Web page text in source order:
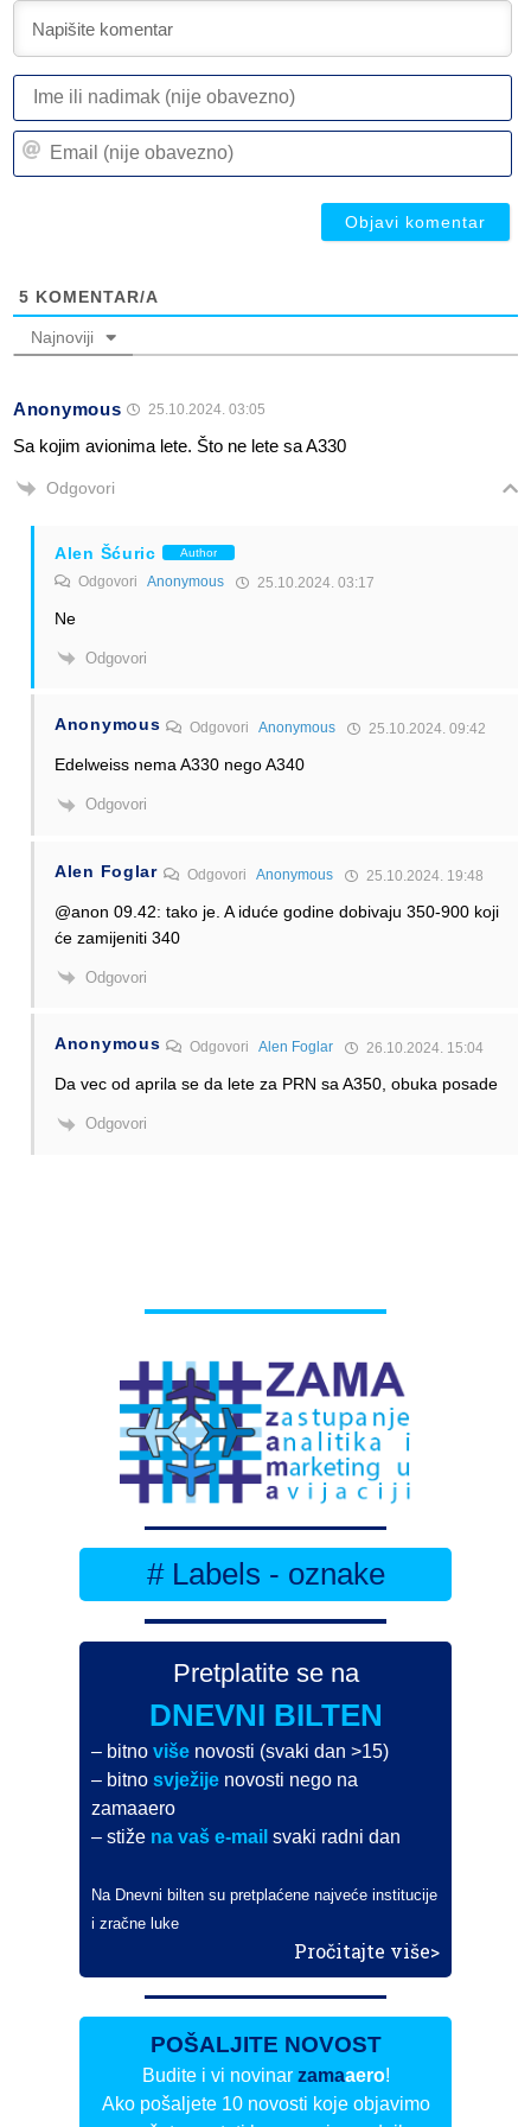
5 KOMENTAR/A
Najnoviji
Anonymous 25.10.2024. 03:05
Sa kojim avionima lete. Što ne lete sa A330
Odgovori
Alen Šćuric Author
Odgovori Anonymous 25.10.2024. 03:17
Ne
Odgovori
Anonymous OdgovoriAnonymous 25.10.2024. 09:42
Edelweiss nema A330 nego A340
Odgovori
Alen Foglar Odgovori Anonymous 25.10.2024. 19:48
@anon 09.42: tako je. A iduće godine dobivaju 350-900 koji
će zamijeniti 340
Odgovori
Anonymous OdgovoriAlen Foglar 26.10.2024. 15:04
Da vec od aprila se da lete za PRN sa A350, obuka posade
Odgovori
# Labels - oznake
Pretplatite se na
DNEVNI BILTEN
– bitnoviše novosti (svaki dan >15)
– bitnosvježije novosti nego na
zamaaero
– stiže na vaš e-mail svaki radni dan
Na Dnevni bilten su pretplaćene najveće institucije
i zračne luke
Pročitajte više>
POŠALJITE NOVOST
Budite i vi novinar zamaaero!
Ako pošaljete 10 novosti koje objavimo